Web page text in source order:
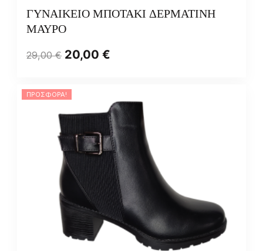
ΓΥΝΑΙΚΕΙΟ ΜΠΟΤΑΚΙ ΔΕΡΜΑΤΙΝΗ
ΜΑΥΡΟ
29,00€ 20,00 €
ΠΡΟΣΦΟΡΆ!